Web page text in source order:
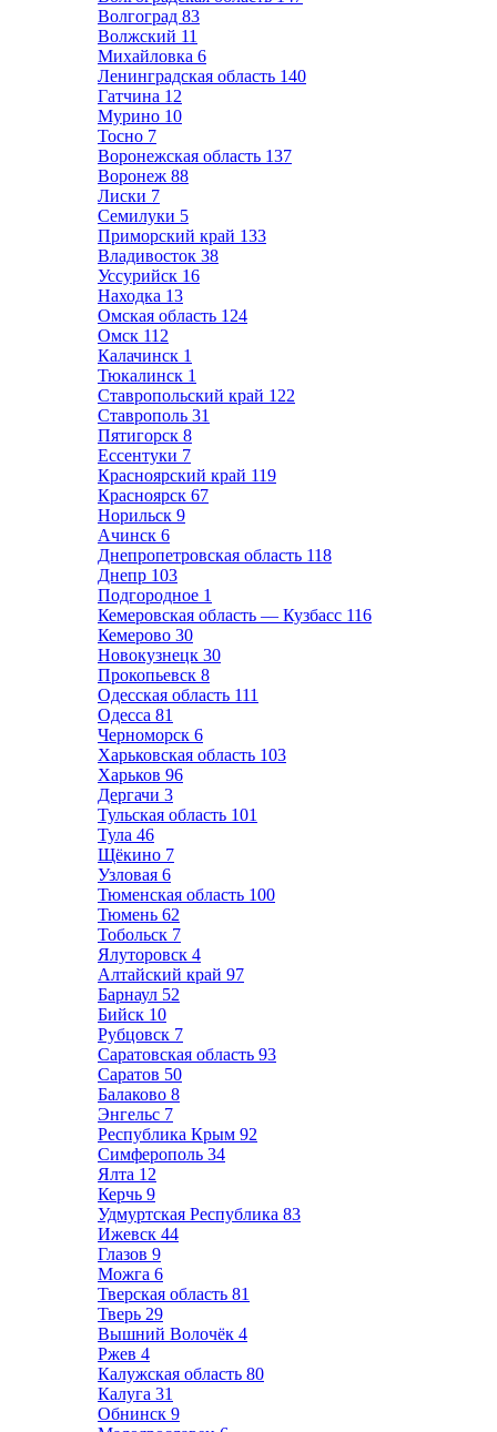
Волгоград 83
Волжский 11
Михайловка 6
Ленинградская область 140
Гатчина 12
Мурино 10
Тосно 7
Воронежская область 137
Воронеж 88
Лиски 7
Семилуки 5
Приморский край 133
Владивосток 38
Уссурийск 16
Находка 13
Омская область 124
Омск 112
Калачинск 1
Тюкалинск 1
Ставропольский край 122
Ставрополь 31
Пятигорск 8
Ессентуки 7
Красноярский край 119
Красноярск 67
Норильск 9
Ачинск 6
Днепропетровская область 118
Днепр 103
Подгородное 1
Кемеровская область — Кузбасс 116
Кемерово 30
Новокузнецк 30
Прокопьевск 8
Одесская область 111
Одесса 81
Черноморск 6
Харьковская область 103
Харьков 96
Дергачи 3
Тульская область 101
Тула 46
Щёкино 7
Узловая 6
Тюменская область 100
Тюмень 62
Тобольск 7
Ялуторовск 4
Алтайский край 97
Барнаул 52
Бийск 10
Рубцовск 7
Саратовская область 93
Саратов 50
Балаково 8
Энгельс 7
Республика Крым 92
Симферополь 34
Ялта 12
Керчь 9
Удмуртская Республика 83
Ижевск 44
Глазов 9
Можга 6
Тверская область 81
Тверь 29
Вышний Волочёк 4
Ржев 4
Калужская область 80
Калуга 31
Обнинск 9